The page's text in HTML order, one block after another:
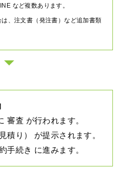
など複数あります。
、注文書（発注書）など追加書類
審査 が行われます。
積り） が提示されます。
手続き に進みます。